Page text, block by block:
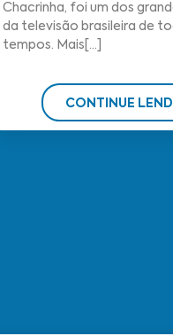
Chacrinha, foi um dos
da televisão brasileira de
tempos. Mais[...]
CONTINUE